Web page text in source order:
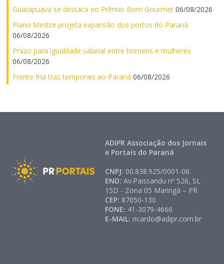
Guarapuava se destaca no Prêmio Bom Gourmet 06/08/2026
Plano Mestre projeta expansão dos portos do Paraná
06/08/2026
Prazo para igualdade salarial entre homens e mulheres
06/08/2026
Frente fria traz temporais ao Paraná 06/08/2026
ADIPR Associação dos Jornais
e Portais do Paraná
CNPJ: 00.838.925/0001-06
END:Av.Paissandu nº 526, SL
15D - Zona 05 Maringá – PR
CEP: 87050-130
FONE: 41-3079-4666
E-MAIL: ricardo@adipr.com.br